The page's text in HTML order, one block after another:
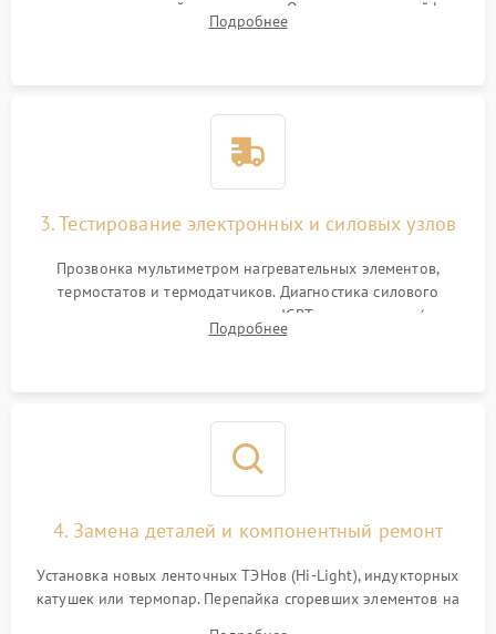
стеклокерамической поверхности. Отсоединение шлейфов
сенсорного блока для доступа к силовым платам, катушкам
Подробнее
3. Тестирование электронных и силовых узлов
Прозвонка мультиметром нагревательных элементов,
термостатов и термодатчиков. Диагностика силового
модуля, реле, диодных мостов и IGBT-транзисторов (для
индукции). Проверка кранов и газ-контроля (для газовых
Подробнее
4. Замена деталей и компонентный ремонт
Установка новых ленточных ТЭНов (Hi-Light), индукторных
катушек или термопар. Перепайка сгоревших элементов на